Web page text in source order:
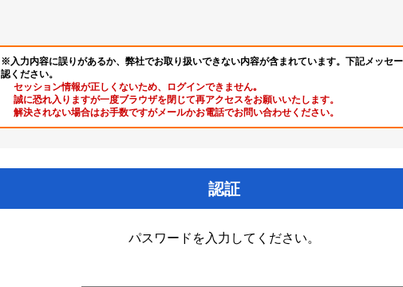
※入力内容に誤りがあるか、弊社でお取り扱いできない内容が含まれています。下記メッセ
認ください。
セッション情報が正しくないため、ログインできません｡
誠に恐れ入りますが一度ブラウザを閉じて再アクセスをお願いいたします。
解決されない場合はお手数ですがメールかお電話でお問い合わせください。
認証
パスワードを入力してください。